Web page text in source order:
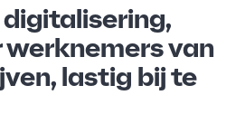
van
lastig bij te